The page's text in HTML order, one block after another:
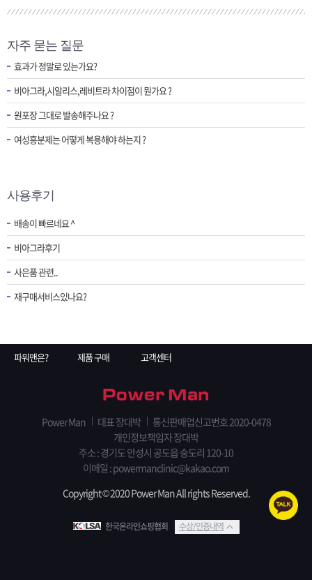
자주 묻는 질문
효과가 정말로 있는가요?
비아그라,시알리스,레비트라 차이점이 뭔가요 ?
원포장 그대로 발송해주나요 ?
여성흥분제는 어떻게 복용해야 하는지 ?
사용후기
배송이 빠르네요 ^
비아그라후기
사은품 관련..
재구매서비스있나요?
파워맨은? 제품 구매 고객센터
Power Man 대표 장대박
통신판매업신고번호 2020-0478
개인정보책임자 장대박
주소 : 경기도 안성시 공도읍 숭도리 120-10
이메일 : powermanclinic@kakao.com
Copyright © 2020 Power Man All rights Reserved.
한국온라인쇼핑협회 수상/인증내역